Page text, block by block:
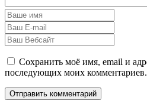
Сохранить моё имя, email и
последующих моих комментариев.